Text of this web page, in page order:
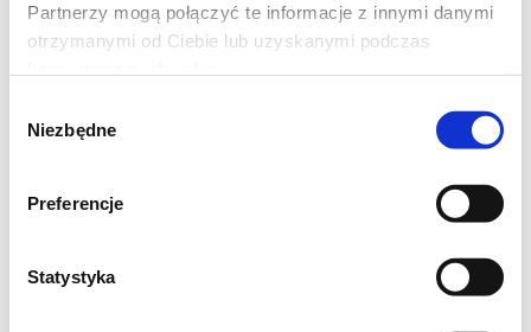
Partnerzy mogą połączyć te informacje z innymi danymi
otrzymanymi od Ciebie lub uzyskanymi podczas
zgody
Niezbędne
Preferencje
Statystyka